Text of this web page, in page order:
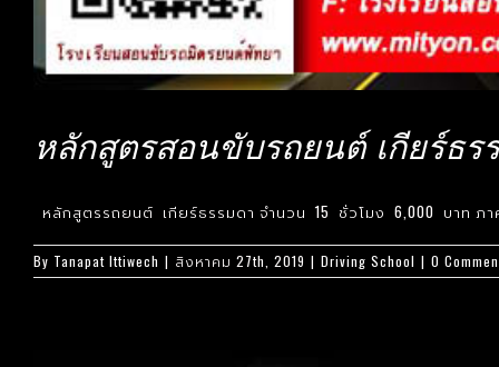
หลักสูตรสอนขับรถยนต์ เกียร์ธร
หลักสูตรรถยนต์ เกียร์ธรรมดา จำนวน 15 ชั่วโมง 6,000 บาท ภ
By Tanapat Ittiwech | สิงหาคม 27th, 2019 | Driving School | 0